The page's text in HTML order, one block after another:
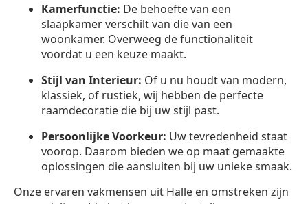
Kamerfunctie: De behoefte van een
slaapkamer verschilt van die van een
woonkamer. Overweeg de functionaliteit
voordat u een keuze maakt.
Stijl van Interieur: Of u nu houdt van modern,
klassiek, of rustiek, wij hebben de perfecte
raamdecoratie die bij uw stijl past.
Persoonlijke Voorkeur: Uw tevredenheid staat
voorop. Daarom bieden we op maat gemaakte
oplossingen die aansluiten bij uw unieke smaak.
Onze ervaren vakmensen uit Halle en omstreken zijn